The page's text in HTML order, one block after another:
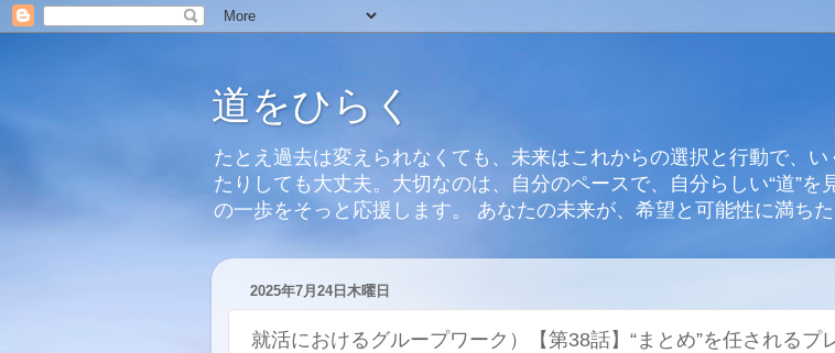
道をひらく
たとえ過去は変えられなくても、未来はこれからの選択と行動で、
たりしても大丈夫。大切なのは、自分のペースで、自分らしい“道”
の一歩をそっと応援します。 あなたの未来が、希望と可能性に満ちた
2025年7月24日木曜日
就活におけるグループワーク）【第38話】“まとめ”を任されるプ